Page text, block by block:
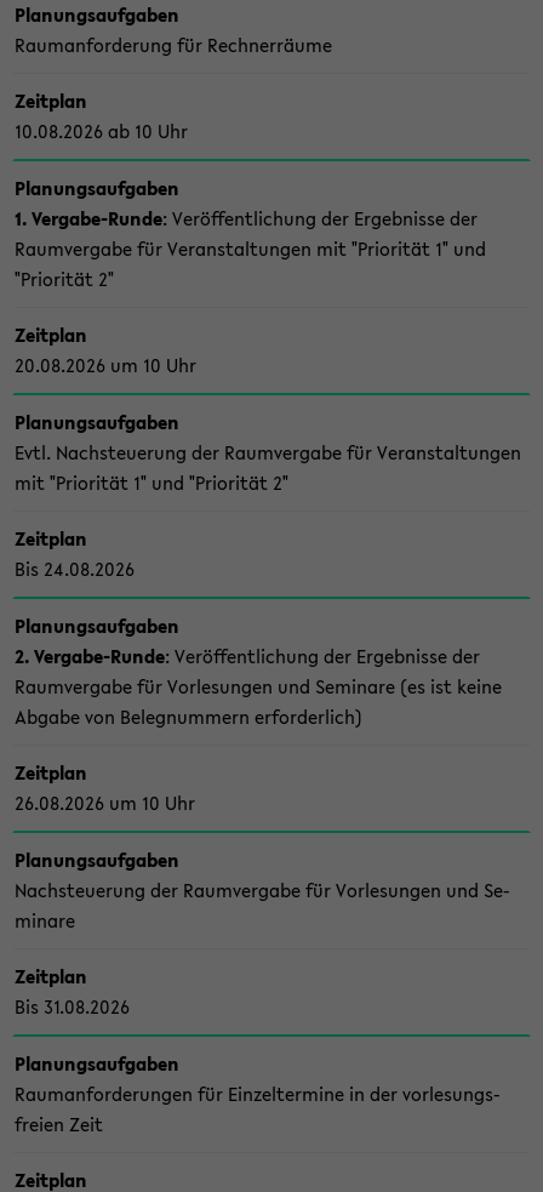
Pla­nungs­auf­ga­ben
Raum­an­for­de­rung für Rech­ner­räu­me
Zeit­plan
10.08.2026 ab 10 Uhr
Pla­nungs­auf­ga­ben
1. Vergabe-​Runde: Ver­öf­fent­li­chung der Er­geb­nis­se der
Raum­ver­ga­be für Ver­an­stal­tun­gen mit "Prio­ri­tät 1" und
"Prio­ri­tät 2"
Zeit­plan
20.08.2026 um 10 Uhr
Pla­nungs­auf­ga­ben
Evtl. Nach­steue­rung der Raum­ver­ga­be für Ver­an­stal­tun­gen
mit "Prio­ri­tät 1" und "Prio­ri­tät 2"
Zeit­plan
Bis 24.08.2026
Pla­nungs­auf­ga­ben
2. Vergabe-​Runde: Ver­öf­fent­li­chung der Er­geb­nis­se der
Raum­ver­ga­be für Vor­le­sun­gen und Se­mi­na­re (es ist keine
Ab­ga­be von Be­leg­num­mern er­for­der­lich)
Zeit­plan
26.08.2026 um 10 Uhr
Pla­nungs­auf­ga­ben
Nach­steue­rung der Raum­ver­ga­be für Vor­le­sun­gen und Se­
mi­na­re
Zeit­plan
Bis 31.08.2026
Pla­nungs­auf­ga­ben
Raum­an­for­de­run­gen für Ein­zel­ter­mi­ne in der vor­le­sungs­
frei­en Zeit
Zeit­plan